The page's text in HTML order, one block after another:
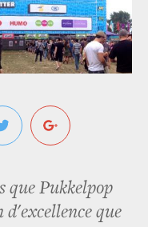
que Pukkelpop
que